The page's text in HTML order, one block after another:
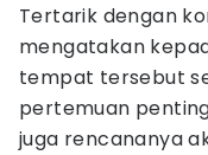
Tertarik dengan
mengatakan
tempat tersebut
pertemuan
juga rencananya